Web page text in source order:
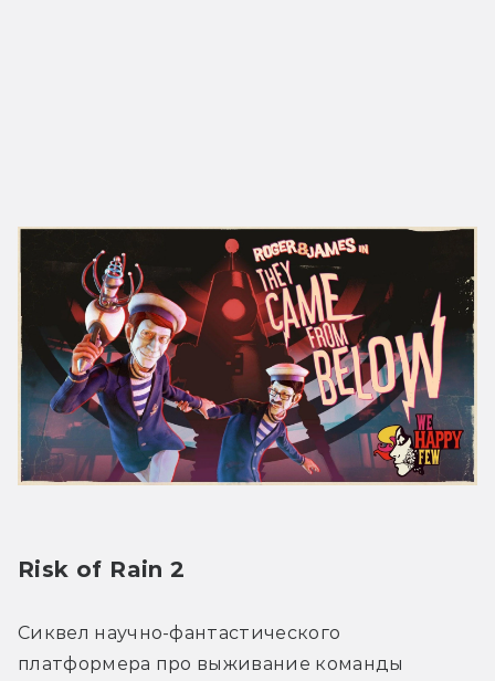
Risk of Rain 2
Сиквел научно-фантастического
платформера про выживание команды